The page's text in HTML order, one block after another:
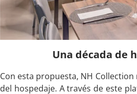
Una década de
Con esta propuesta, NH
del hospedaje. A través de este